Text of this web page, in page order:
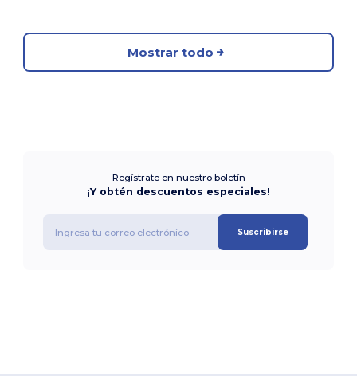
Mostrar todo
Regístrate en nuestro boletín
¡Y obtén descuentos especiales!
Suscribirse